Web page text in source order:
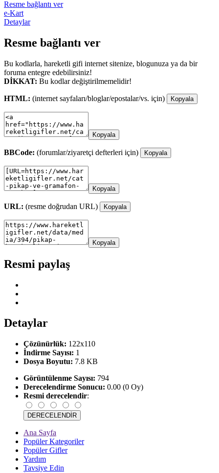
Resme bağlantı ver
e-Kart
Detaylar
Resme bağlantı ver
Bu kodlarla, hareketli gifi internet sitenize, blogunuza ya da bir
foruma entegre edebilirsiniz!
DİKKAT: Bu kodlar değiştirilmemelidir!
HTML: (internet sayfaları/bloglar/epostalar/vs. için) Kopyala
Kopyala
BBCode: (forumlar/ziyaretçi defterleri için) Kopyala
Kopyala
URL: (resme doğrudan URL) Kopyala
Kopyala
Resmi paylaş
Detaylar
Çözünürlük: 122x110
İndirme Sayısı: 1
Dosya Boyutu: 7.8 KB
Görüntülenme Sayısı: 794
Derecelendirme Sonucu: 0.00 (0 Oy)
Resmi derecelendir:
Ana Sayfa
Popüler Kategoriler
Popüler Gifler
Yardım
Tavsiye Edin